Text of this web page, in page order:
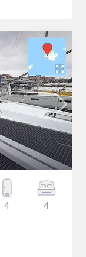
4 4